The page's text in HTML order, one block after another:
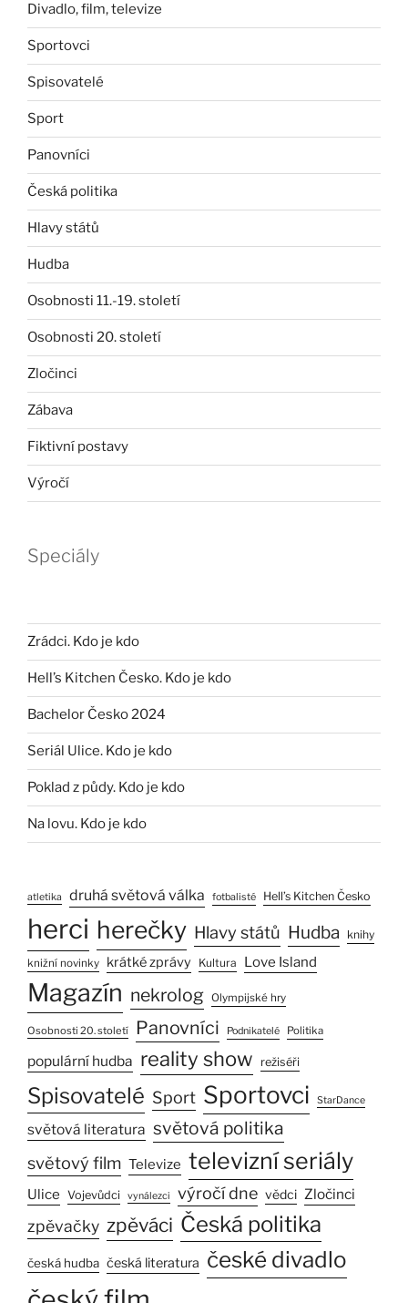
Divadlo, film, televize
Sportovci
Spisovatelé
Sport
Panovníci
Česká politika
Hlavy států
Hudba
Osobnosti 11.-19. století
Osobnosti 20. století
Zločinci
Zábava
Fiktivní postavy
Výročí
Speciály
Zrádci. Kdo je kdo
Hell’s Kitchen Česko. Kdo je kdo
Bachelor Česko 2024
Seriál Ulice. Kdo je kdo
Poklad z půdy. Kdo je kdo
Na lovu. Kdo je kdo
atletika druhá světová válka fotbalisté Hell’s Kitchen Česko
herci herečky Hlavy států Hudba knihy
knižní novinky krátké zprávy Kultura Love Island
Magazín nekrolog Olympijské hry
Osobnosti 20. století Panovníci Podnikatelé Politika
populární hudba reality show režiséři
Spisovatelé Sport Sportovci StarDance
světová literatura světová politika
světový film Televize televizní seriály
Ulice Vojevůdci vynálezci výročí dne vědci Zločinci
zpěvačky zpěváci Česká politika
česká hudba česká literatura české divadlo